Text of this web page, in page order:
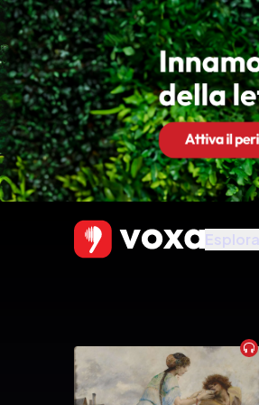
Esplora
Audiobook